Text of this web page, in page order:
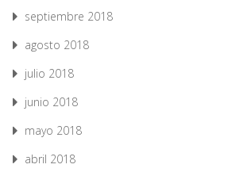
septiembre 2018
agosto 2018
julio 2018
junio 2018
mayo 2018
abril 2018